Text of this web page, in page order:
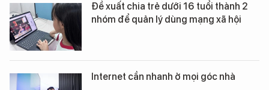
Đề xuất chia trẻ dưới 16 tuổi thành 2
nhóm để quản lý dùng mạng xã hội
Internet cần nhanh ở mọi góc nhà